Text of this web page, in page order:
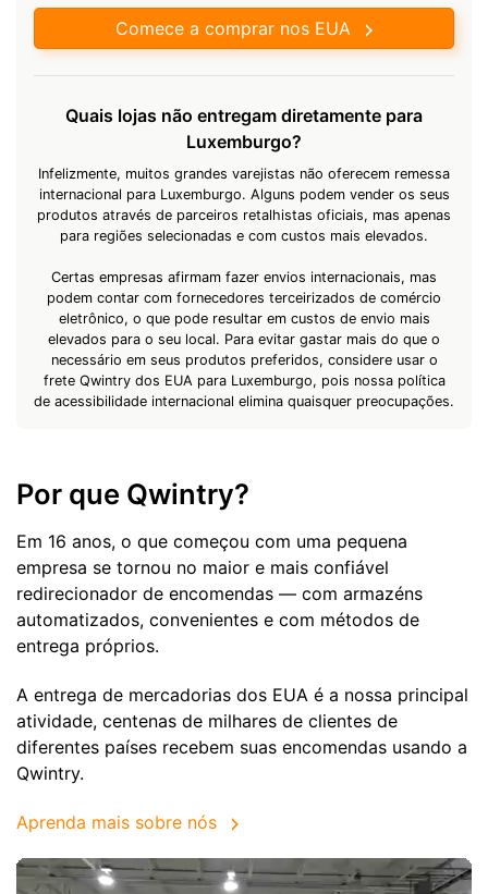
Comece a comprar nos EUA
Quais lojas não entregam diretamente para
Luxemburgo?
Infelizmente, muitos grandes varejistas não oferecem remessa
internacional para Luxemburgo. Alguns podem vender os seus
produtos através de parceiros retalhistas oficiais, mas apenas
para regiões selecionadas e com custos mais elevados.
Certas empresas afirmam fazer envios internacionais, mas
podem contar com fornecedores terceirizados de comércio
eletrônico, o que pode resultar em custos de envio mais
elevados para o seu local. Para evitar gastar mais do que o
necessário em seus produtos preferidos, considere usar o
frete Qwintry dos EUA para Luxemburgo, pois nossa política
de acessibilidade internacional elimina quaisquer preocupações.
Por que Qwintry?
Em 16 anos, o que começou com uma pequena
empresa se tornou no maior e mais confiável
redirecionador de encomendas — com armazéns
automatizados, convenientes e com métodos de
entrega próprios.
A entrega de mercadorias dos EUA é a nossa principal
atividade, centenas de milhares de clientes de
diferentes países recebem suas encomendas usando a
Qwintry.
Aprenda mais sobre nós